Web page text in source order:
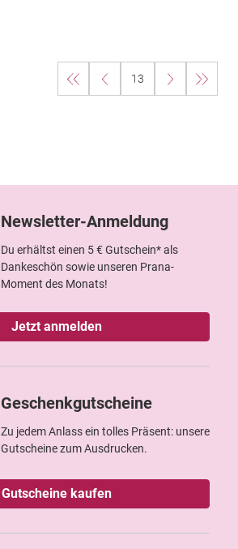
13
Newsletter-Anmeldung
Du erhältst einen 5 € Gutschein* als
Dankeschön sowie unseren Prana-
Moment des Monats!
Jetzt anmelden
Geschenkgutscheine
Zu jedem Anlass ein tolles Präsent: unsere
Gutscheine zum Ausdrucken.
Gutscheine kaufen